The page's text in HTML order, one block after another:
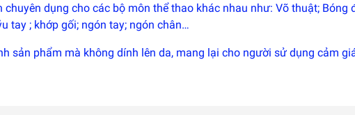
dụng cho các bộ môn thể thao khác nhau như: Võ thuật; Bóng
tay ; khớp gối; ngón tay; ngón chân…
sản phẩm mà không dính lên da, mang lại cho người sử dụng cảm